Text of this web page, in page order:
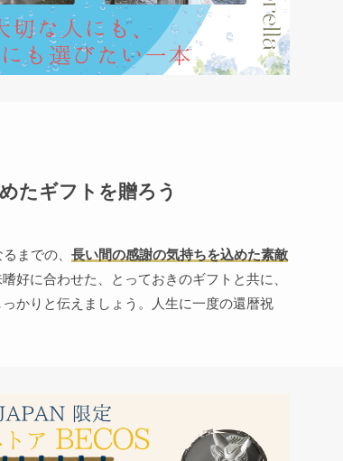
たギフトを贈ろう
までの、 長い間の感謝の気持ちを込めた素敵
好に合わせた、とっておきのギフトと共に、
かりと伝えましょう。人生に一度の還暦祝